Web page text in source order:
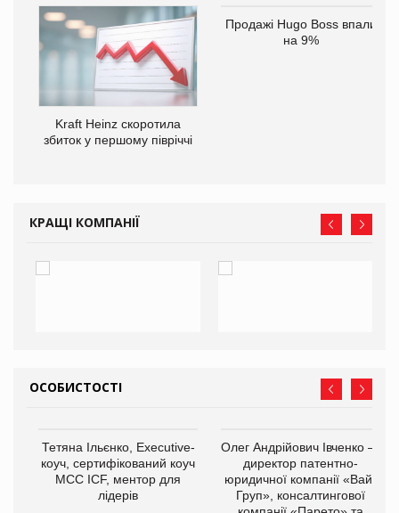
Kraft Heinz скоротила
збиток у першому півріччі
Продажі Hugo Boss впали
на 9%
КРАЩІ КОМПАНІЇ
ОСОБИСТОСТІ
Тетяна Ільєнко, Executive-
коуч, сертифікований коуч
МСС ICF, ментор для
лідерів
Олег Андрійович Івченко —
директор патентно-
юридичної компанії «Вайз
Груп», консалтингової